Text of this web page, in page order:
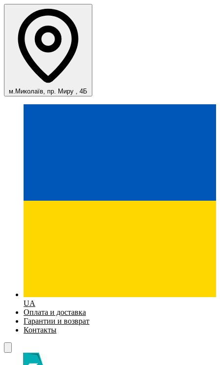
м.Миколаїв, пр. Миру , 4Б
UA
Оплата и доставка
Гарантии и возврат
Контакты